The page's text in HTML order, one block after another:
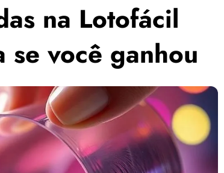
na Lotofácil
se você ganhou